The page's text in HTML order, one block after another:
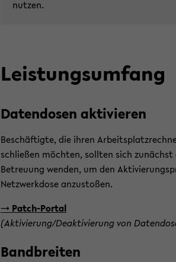
nut­zen.
Leis­tungs­um­fang
Da­ten­do­sen ak­ti­vie­ren
Be­schäf­tig­te, die ihren
schlie­ßen möch­ten, soll­ten sich zu­nächst
Betreuung wen­den, um den
Netz­werk­do­se an­zu­sto­ßen.
-> Patch-​Portal
(Ak­ti­vie­rung/De­ak­ti­vie­rung von
Band­brei­ten